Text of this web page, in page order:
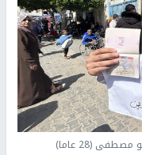
(28 عاما)